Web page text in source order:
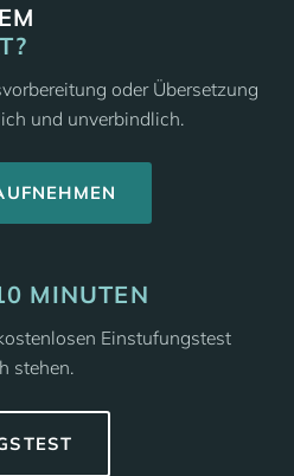
oder Übersetzung
und unverbindlich.
MINUTEN
Einstufungstest
stehen.